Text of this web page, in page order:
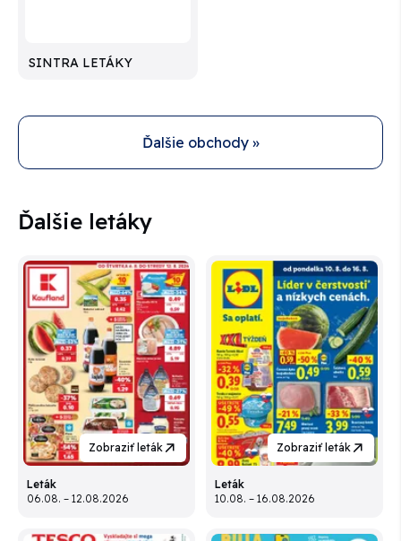
SINTRA LETÁKY
Ďalšie obchody »
Ďalšie letáky
Zobraziť leták
Leták
06.08. – 12.08.2026
Zobraziť leták
Leták
10.08. – 16.08.2026